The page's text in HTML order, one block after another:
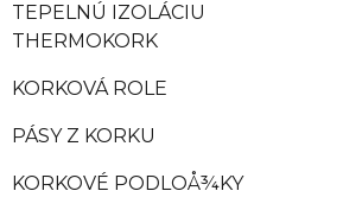
TEPELNÚ IZOLÁCIU
THERMOKORK
KORKOVÁ ROLE
PÁSY Z KORKU
KORKOVÉ PODLOÅ¾KY